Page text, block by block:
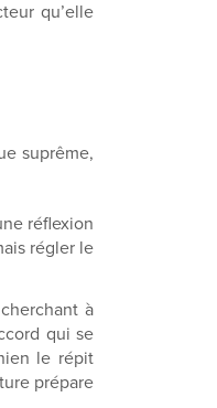
qu’elle
suprême,
réflexion
régler le
à
qui se
le répit
prépare